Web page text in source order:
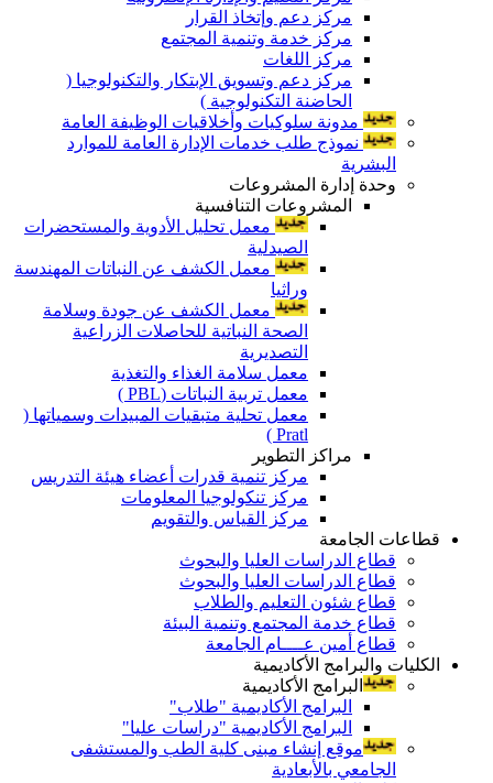
مركز دعم وإتخاذ القرار
مركز خدمة وتنمية المجتمع
مركز اللغات
مركز دعم وتسويق الإبتكار والتكنولوجيا (
الحاضنة التكنولوجية )
مدونة سلوكيات وأخلاقيات الوظيفة العامة
نموذج طلب خدمات الإدارة العامة للموارد
البشرية
وحدة إدارة المشروعات
المشروعات التنافسية
معمل تحليل الأدوية والمستحضرات
الصيدلية
معمل الكشف عن النباتات المهندسة
وراثيا
معمل الكشف عن جودة وسلامة
الصحة النباتية للحاصلات الزراعية
التصديرية
معمل سلامة الغذاء والتغذية
معمل تربية النباتات (PBL )
معمل تحلية متبقيات المبيدات وسمياتها (
Pratl )
مراكز التطوير
مركز تنمية قدرات أعضاء هيئة التدريس
مركز تنكولوجيا المعلومات
مركز القياس والتقويم
قطاعات الجامعة
قطاع الدراسات العليا والبحوث
قطاع الدراسات العليا والبحوث
قطاع شئون التعليم والطلاب
قطاع خدمة المجتمع وتنمية البيئة
قطاع أمين عــــام الجامعة
الكليات والبرامج الأكاديمية
البرامج الأكاديمية
البرامج الأكاديمية "طلاب"
البرامج الأكاديمية "دراسات عليا"
موقع إنشاء مبنى كلية الطب والمستشفى
الجامعي بالأبعادية